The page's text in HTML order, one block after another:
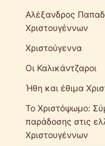
Αλέξανδρος
Χριστουγέννων
Χριστούγεννα
Οι Καλικάντζαροι
Ήθη και έθιμα
Το Χριστόψωμο:
παράδοσης στις
Χριστουγέννων